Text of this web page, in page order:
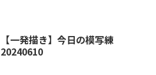
【一発描き】今日の模写練
20240610